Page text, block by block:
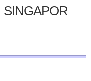
SINGAPOR